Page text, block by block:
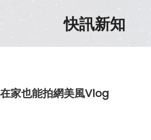
快訊新知
家也能拍網美風Vlog